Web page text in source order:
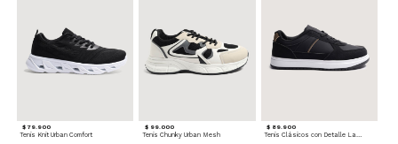
$ 79.900
Tenis Knit Urban Comfort
$ 99.000
Tenis Chunky Urban Mesh
$ 89.900
Tenis Clásicos con Detalle Lateral